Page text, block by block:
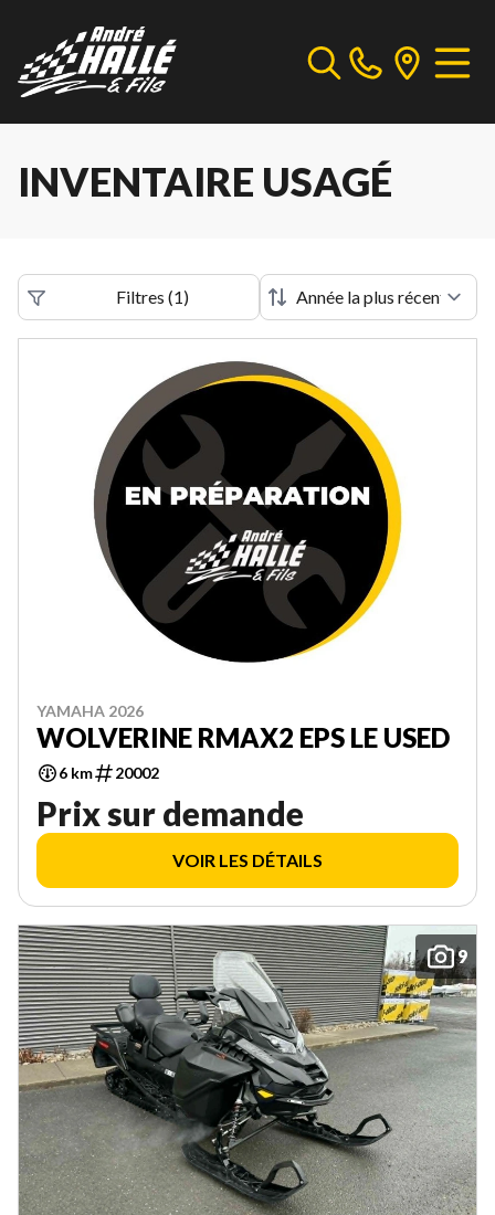
INVENTAIRE USAGÉ
Filtres (1)
YAMAHA 2026
WOLVERINE RMAX2 EPS LE USED
6 km 20002
Prix sur demande
VOIR LES DÉTAILS
9